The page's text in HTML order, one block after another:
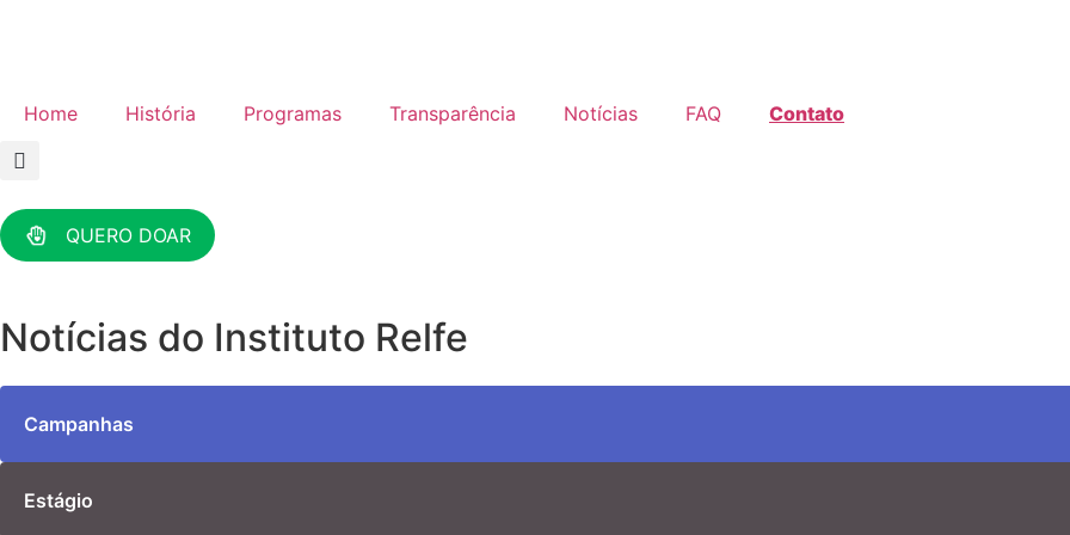
Home História Programas Transparência Notícias FAQ Contato
QUERO DOAR
Notícias do Instituto Relfe
Campanhas
Estágio